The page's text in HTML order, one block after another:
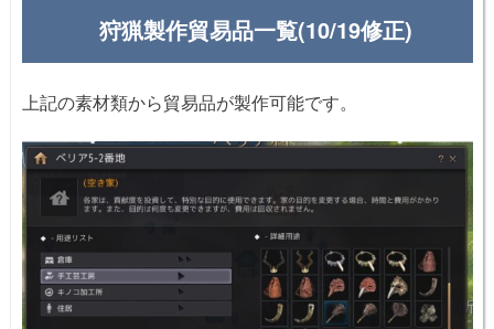
狩猟製作貿易品一覧(10/19修正)
上記の素材類から貿易品が製作可能です。